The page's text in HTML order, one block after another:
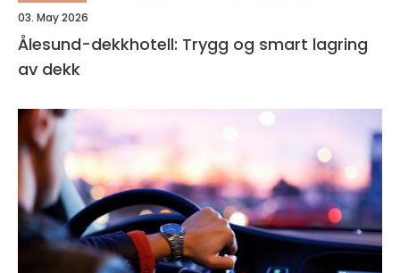
03. May 2026
Ålesund-dekkhotell: Trygg og smart lagring
av dekk